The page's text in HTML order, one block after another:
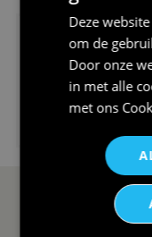
SERVICE EN
Deze
om de
Door onze
in met alle
met ons